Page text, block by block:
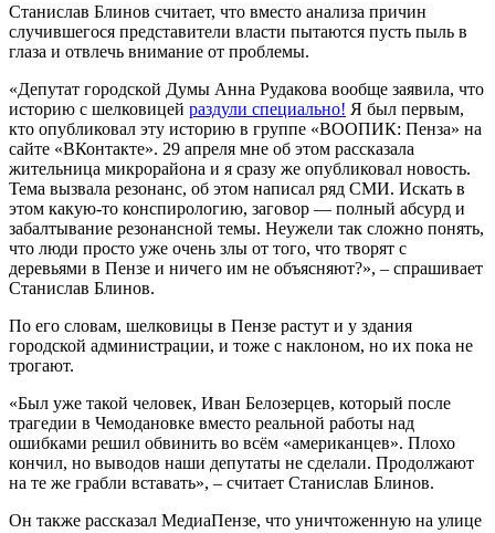
Станислав Блинов считает, что вместо анализа причин
случившегося представители власти пытаются пусть пыль в
глаза и отвлечь внимание от проблемы.
«Депутат городской Думы Анна Рудакова вообще заявила, что
историю с шелковицей раздули специально! Я был первым,
кто опубликовал эту историю в группе «ВООПИК: Пенза» на
сайте «ВКонтакте». 29 апреля мне об этом рассказала
жительница микрорайона и я сразу же опубликовал новость.
Тема вызвала резонанс, об этом написал ряд СМИ. Искать в
этом какую-то конспирологию, заговор — полный абсурд и
забалтывание резонансной темы. Неужели так сложно понять,
что люди просто уже очень злы от того, что творят с
деревьями в Пензе и ничего им не объясняют?», – спрашивает
Станислав Блинов.
По его словам, шелковицы в Пензе растут и у здания
городской администрации, и тоже с наклоном, но их пока не
трогают.
«Был уже такой человек, Иван Белозерцев, который после
трагедии в Чемодановке вместо реальной работы над
ошибками решил обвинить во всём «американцев». Плохо
кончил, но выводов наши депутаты не сделали. Продолжают
на те же грабли вставать», – считает Станислав Блинов.
Он также рассказал МедиаПензе, что уничтоженную на улице